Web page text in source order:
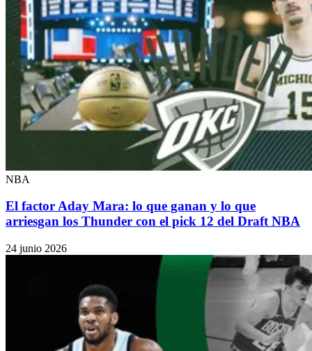
NBA
El factor Aday Mara: lo que ganan y lo que
arriesgan los Thunder con el pick 12 del Draft NBA
24 junio 2026